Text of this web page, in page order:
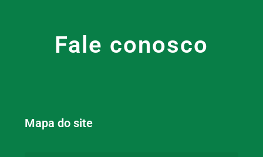
Fale conosco
Mapa do site